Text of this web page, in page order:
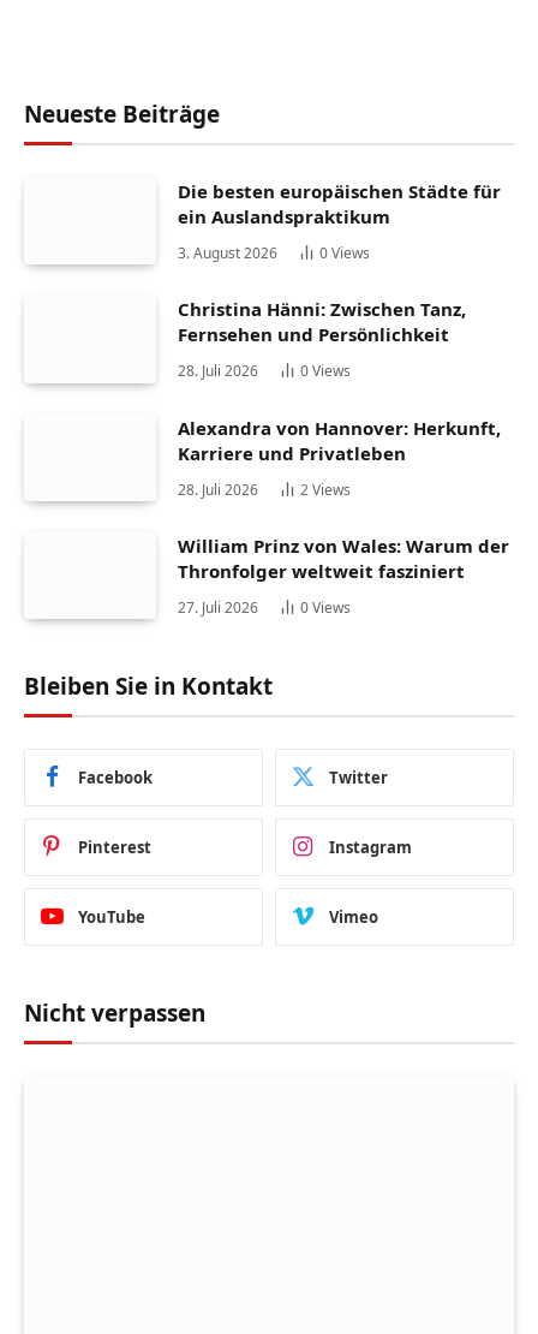
Neueste Beiträge
Die besten europäischen Städte für
ein Auslandspraktikum
3. August 2026 0Views
Christina Hänni: Zwischen Tanz,
Fernsehen und Persönlichkeit
28. Juli 2026 0Views
Alexandra von Hannover: Herkunft,
Karriere und Privatleben
28. Juli 2026 2Views
William Prinz von Wales: Warum der
Thronfolger weltweit fasziniert
27. Juli 2026 0Views
Bleiben Sie in Kontakt
Facebook Twitter
Pinterest Instagram
YouTube Vimeo
Nicht verpassen